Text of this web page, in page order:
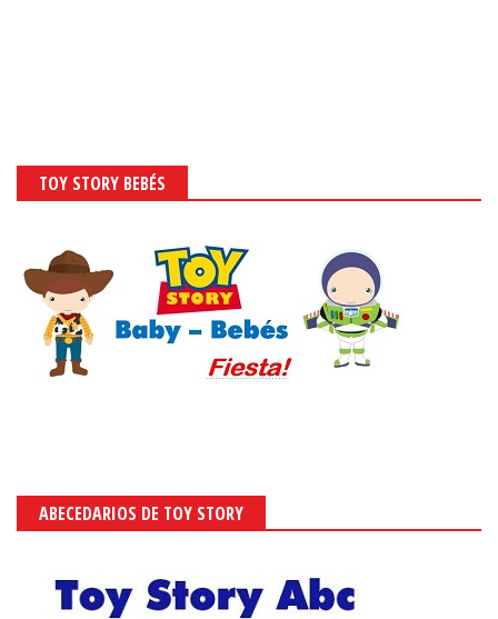
TOY STORY BEBÉS
ABECEDARIOS DE TOY STORY